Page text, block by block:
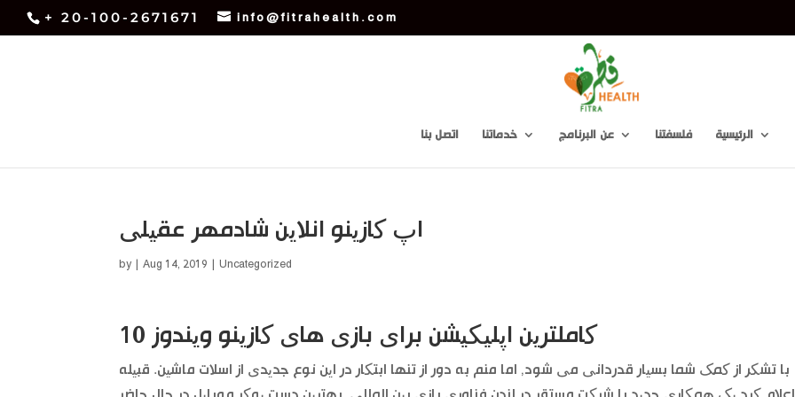
+ 20-100-2671671 info@fitrahealth.com
اتصل بنا خدماتنا عن البرنامج فلسفتنا الرئيسية
اپ کازینو انلاین شادمهر عقیلی
by |Aug 14, 2019 | Uncategorized
کاملترین اپلیکیشن برای بازی های کازینو ویندوز 10
با تشکر از کمک شما بسیار قدردانی می شود, اما منم به دور از تنها ابتکار در این نوع جدیدی از اسلات ماشین. قبیله